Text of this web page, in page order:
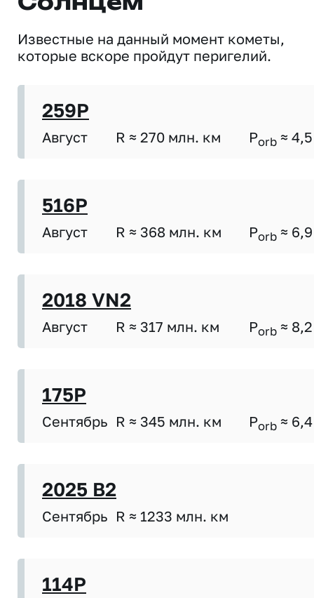
Известные на данный момент кометы,
которые вскоре пройдут перигелий.
259P
Август R ≈ 270 млн. км Porb ≈ 4,5
516P
Август R ≈ 368 млн. км Porb ≈ 6,9
2018 VN2
Август R ≈ 317 млн. км Porb ≈ 8,2
175P
Сентябрь R ≈ 345 млн. км Porb ≈ 6,4
2025 B2
Сентябрь R ≈ 1233 млн. км
114P